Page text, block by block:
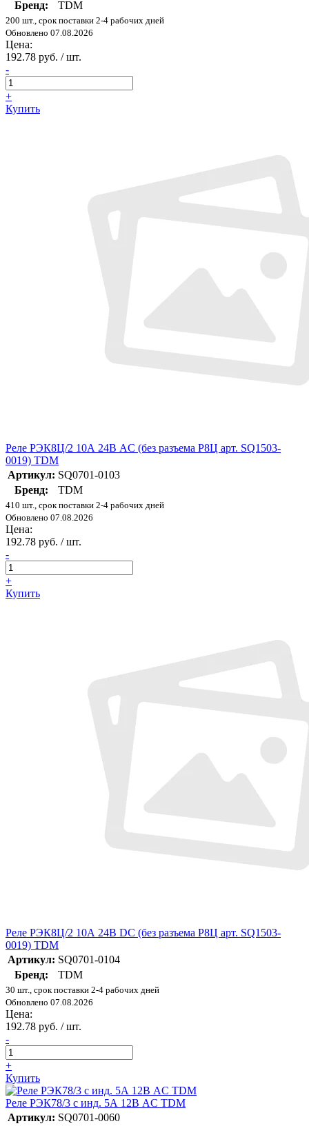
Бренд: TDM
200 шт., срок поставки 2-4 рабочих дней
Обновлено 07.08.2026
Цена:
192.78 руб. / шт.
-
+
Купить
Реле РЭК8Ц/2 10А 24В AC (без разъема Р8Ц арт. SQ1503-
0019) TDM
Артикул: SQ0701-0103
Бренд:
TDM
410 шт., срок поставки 2-4 рабочих дней
Обновлено 07.08.2026
Цена:
192.78 руб. / шт.
-
+
Купить
Реле РЭК8Ц/2 10А 24В DC (без разъема Р8Ц арт. SQ1503-
0019) TDM
Артикул: SQ0701-0104
Бренд:
TDM
30 шт., срок поставки 2-4 рабочих дней
Обновлено 07.08.2026
Цена:
192.78 руб. / шт.
-
+
Купить
Реле РЭК78/3 с инд. 5А 12В AC TDM
Артикул: SQ0701-0060